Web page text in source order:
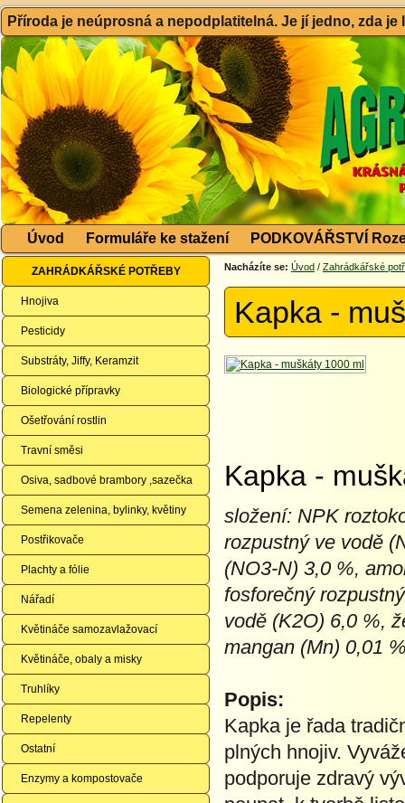
Příroda je neúprosná a nepodplatitelná. Je jí jedno, zda
Úvod Formuláře ke stažení PODKOVÁŘSTVÍ
ZAHRÁDKÁŘSKÉ POTŘEBY
Hnojiva
Pesticidy
Substráty, Jiffy, Keramzit
Biologické přípravky
Ošetřování rostlin
Travní směsi
Osiva, sadbové brambory ,sazečka
Semena zelenina, bylinky, květiny
Postřikovače
Plachty a fólie
Nářadí
Květináče samozavlažovací
Květináče, obaly a misky
Truhlíky
Repelenty
Ostatní
Enzymy a kompostovače
Nacházíte se: Úvod / Zahrádkářské
Kapka -
Kapka -
složení: NPK
rozpustný ve vodě
(NO3-N) 3,0 %,
fosforečný
vodě (K2O) 6,0 %,
mangan (Mn) 0,01
Popis:
Kapka je řada
plných hnojiv.
podporuje zdravý